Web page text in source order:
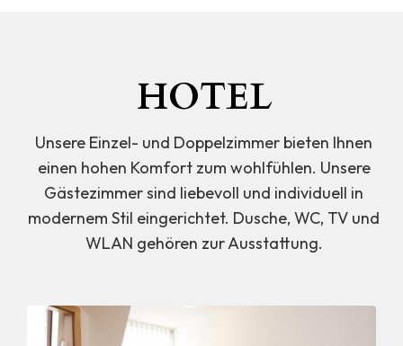
HOTEL
Unsere Einzel- und Doppelzimmer bieten Ihnen
einen hohen Komfort zum wohlfühlen. Unsere
Gästezimmer sind liebevoll und individuell in
modernem Stil eingerichtet. Dusche, WC, TV und
WLAN gehören zur Ausstattung.